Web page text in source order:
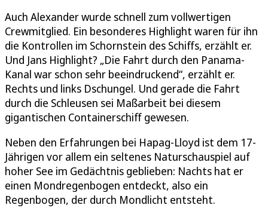
Auch Alexander wurde schnell zum vollwertigen
Crewmitglied. Ein besonderes Highlight waren für ihn
die Kontrollen im Schornstein des Schiffs, erzählt er.
Und Jans Highlight? „Die Fahrt durch den Panama-
Kanal war schon sehr beeindruckend“, erzählt er.
Rechts und links Dschungel. Und gerade die Fahrt
durch die Schleusen sei Maßarbeit bei diesem
gigantischen Containerschiff gewesen.
Neben den Erfahrungen bei Hapag-Lloyd ist dem 17-
Jährigen vor allem ein seltenes Naturschauspiel auf
hoher See im Gedächtnis geblieben: Nachts hat er
einen Mondregenbogen entdeckt, also ein
Regenbogen, der durch Mondlicht entsteht.